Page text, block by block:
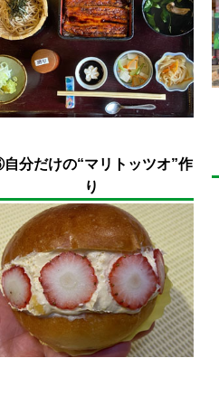
分だけの“マリトッツオ”作
り